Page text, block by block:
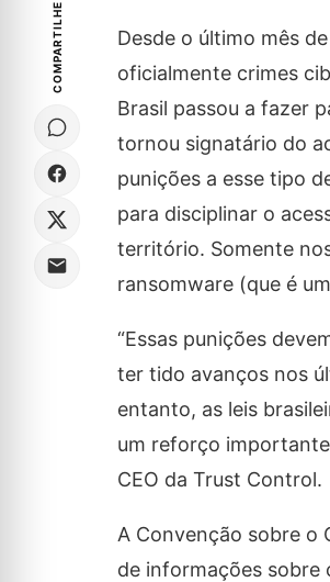
COMPARTILHE
Desde o último mês
oficialmente crimes
Brasil passou a fazer
tornou signatário do
punições a esse tipo
para disciplinar o
território. Somente
ransomware (que é
“Essas punições
ter tido avanços nos
entanto, as leis
um reforço
CEO da Trust Control.
A Convenção sobre o
de informações sobre